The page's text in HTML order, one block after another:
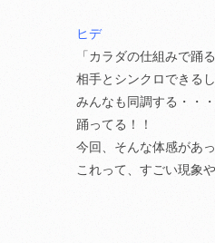
ヒデ
「カラダの仕組みで踊る
相手とシンクロできるし
みんなも同調する・・
踊ってる！！
今回、そんな体感があっ
これって、すごい現象や